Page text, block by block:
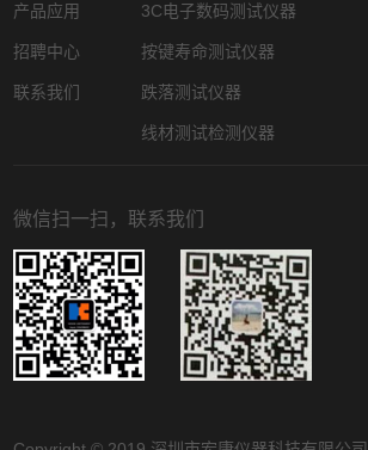
产品应用
招聘中心
联系我们
3C电子数码测试仪器
按键寿命测试仪器
跌落测试仪器
线材测试检测仪器
微信扫一扫，联系我们